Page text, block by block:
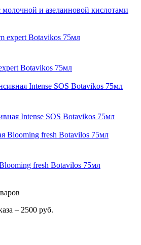
и азелаиновой кислотами
Botavikos 75мл
Intense SOS Botavikos 75мл
fresh Botavilos 75мл
– 2500 руб.